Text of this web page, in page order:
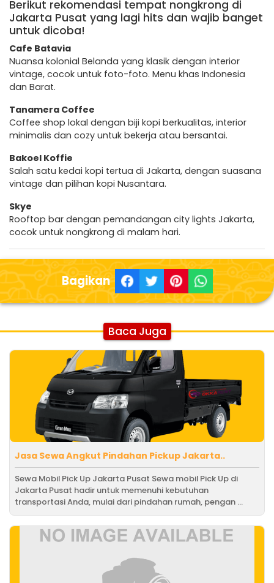
Berikut rekomendasi tempat nongkrong di
Jakarta Pusat yang lagi hits dan wajib banget
untuk dicoba!
Cafe Batavia
Nuansa kolonial Belanda yang klasik dengan interior
vintage, cocok untuk foto-foto. Menu khas Indonesia
dan Barat.
Tanamera Coffee
Coffee shop lokal dengan biji kopi berkualitas, interior
minimalis dan cozy untuk bekerja atau bersantai.
Bakoel Koffie
Salah satu kedai kopi tertua di Jakarta, dengan suasana
vintage dan pilihan kopi Nusantara.
Skye
Rooftop bar dengan pemandangan city lights Jakarta,
cocok untuk nongkrong di malam hari.
Bagikan
Baca Juga
Jasa Sewa Angkut Pindahan Pickup Jakarta..
Sewa Mobil Pick Up Jakarta Pusat Sewa mobil Pick Up di
Jakarta Pusat hadir untuk memenuhi kebutuhan
transportasi Anda, mulai dari pindahan rumah, pengan ...